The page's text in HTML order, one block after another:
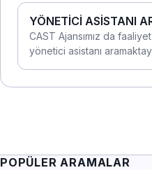
YÖNETİCİ ASİSTANI
CAST Ajansımız da
yönetici asistanı
POPÜLER ARAMALAR